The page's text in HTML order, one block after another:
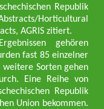
Republik
Horticultural
AGRIS zitiert.
gehören
fast 85 einzelner
Sorten gehen
Eine Reihe von
Republik
Union bekommen.